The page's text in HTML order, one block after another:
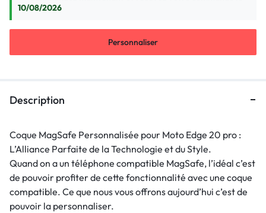
10/08/2026
Personnaliser
Description
Coque MagSafe Personnalisée pour Moto Edge 20 pro :
L’Alliance Parfaite de la Technologie et du Style.
Quand on a un téléphone compatible MagSafe, l’idéal c’est
de pouvoir profiter de cette fonctionnalité avec une coque
compatible. Ce que nous vous offrons aujourd’hui c’est de
pouvoir la personnaliser.